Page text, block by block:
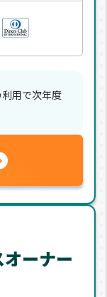
用で次年度
ーナー